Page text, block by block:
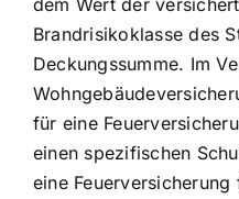
Brandrisikoklasse des
Deckungssumme. Im
für eine
einen spezifischen
eine